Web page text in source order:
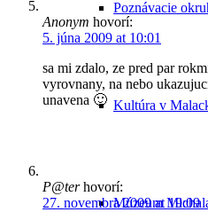
Poznávacie
Kultúra v
Múzeum
Anonym hovorí:
5. júna 2009 at 10:01
sa mi zdalo, ze pred par
vyrovnany, na nebo
unavena 🙂
P@ter hovorí:
27. novembra 2009 at 19:09